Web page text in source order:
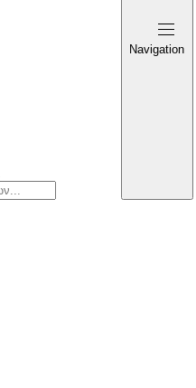
Navigation